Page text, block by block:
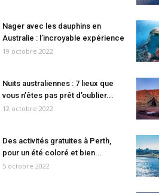
Nager avec les dauphins en
Australie : l’incroyable expérience
19 octobre 2022
Nuits australiennes : 7 lieux que
vous n’êtes pas prêt d’oublier...
12 octobre 2022
Des activités gratuites à Perth,
pour un été coloré et bien...
5 octobre 2022